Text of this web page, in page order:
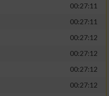
00:27:11
00:27:11
00:27:12
00:27:12
00:27:12
00:27:12